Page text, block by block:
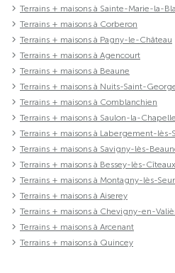
Terrains + maisons à Sainte-Marie-la-
Terrains + maisons à Corberon
Terrains + maisons à Pagny-le-Château
Terrains + maisons à Agencourt
Terrains + maisons à Beaune
Terrains + maisons à Nuits-Saint-
Terrains + maisons à Comblanchien
Terrains + maisons à Saulon-la-Chapelle
Terrains + maisons à Labergement-lès-
Terrains + maisons à Savigny-lès-
Terrains + maisons à Bessey-lès-Cîteaux
Terrains + maisons à Montagny-lès-
Terrains + maisons à Aiserey
Terrains + maisons à Chevigny-en-
Terrains + maisons à Arcenant
Terrains + maisons à Quincey